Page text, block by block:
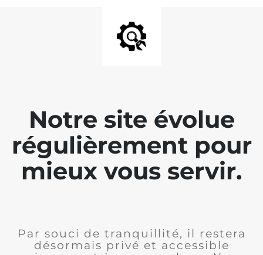
Notre site évolue
régulièrement pour
mieux vous servir.
Par souci de tranquillité, il restera
désormais privé et accessible